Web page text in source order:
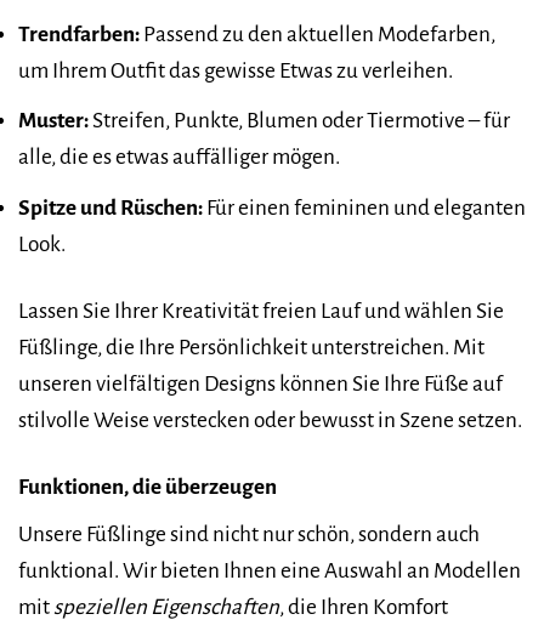
Trendfarben: Passend zu den aktuellen Modefarben,
um Ihrem Outfit das gewisse Etwas zu verleihen.
Muster:Streifen, Punkte, Blumen oder Tiermotive – für
alle, die es etwas auffälliger mögen.
Spitze und Rüschen: Für einen femininen und eleganten
Look.
Lassen Sie Ihrer Kreativität freien Lauf und wählen Sie
Füßlinge, die Ihre Persönlichkeit unterstreichen. Mit
unseren vielfältigen Designs können Sie Ihre Füße auf
stilvolle Weise verstecken oder bewusst in Szene setzen.
Funktionen, die überzeugen
Unsere Füßlinge sind nicht nur schön, sondern auch
funktional. Wir bieten Ihnen eine Auswahl an Modellen
mitspeziellen Eigenschaften, die Ihren Komfort